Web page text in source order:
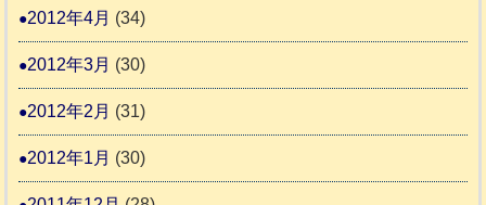
2012年4月 (34)
2012年3月 (30)
2012年2月 (31)
2012年1月 (30)